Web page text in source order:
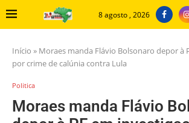
8 agosto , 2026
Início » Moraes manda Flávio Bolsonaro depor à
por crime de calúnia contra Lula
Politica
Moraes manda Flávio